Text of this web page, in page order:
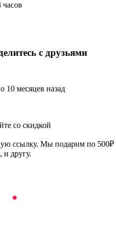
часов
с друзьями
10 месяцев назад
со скидкой
ссылку. Мы подарим по 500₽
другу.